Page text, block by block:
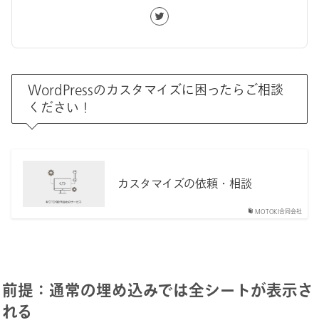
WordPressのカスタマイズに困ったらご相談
ください！
MOTOKI合同会社
カスタマイズの依頼・相談
前提：通常の埋め込みでは全シートが表示さ
れる